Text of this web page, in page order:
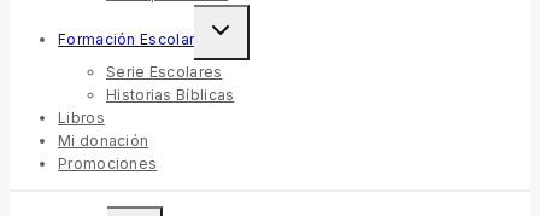
Formación Escolar
Serie Escolares
Historias Bíblicas
Libros
Mi donación
Promociones